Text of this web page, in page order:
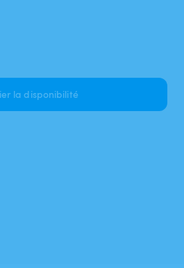
la disponibilité